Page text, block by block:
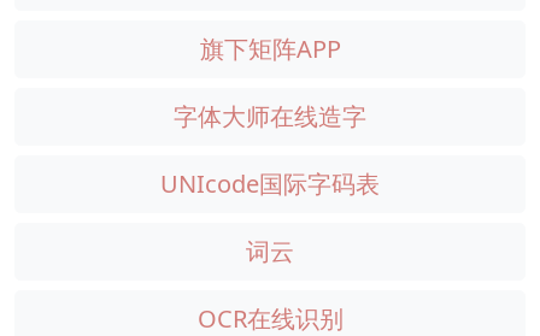
旗下矩阵APP
字体大师在线造字
UNIcode国际字码表
词云
OCR在线识别